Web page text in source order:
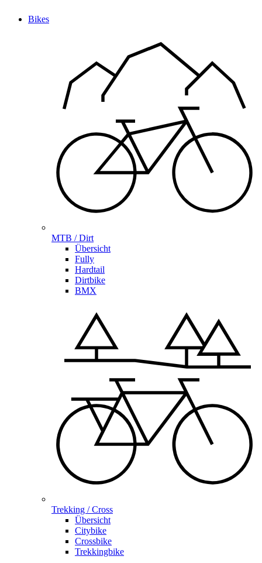
Bikes
MTB / Dirt
Übersicht
Fully
Hardtail
Dirtbike
BMX
Trekking / Cross
Übersicht
Citybike
Crossbike
Trekkingbike